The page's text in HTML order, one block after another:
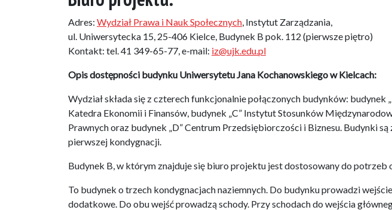
Adres: Wydział Prawa i Nauk Społecznych , Instytut Zarządzania,
ul. Uniwersytecka 15, 25-406 Kielce, Budynek B pok. 112 (pierwsze piętro)
Kontakt: tel. 41 349-65-77, e-mail: iz@ujk.edu.pl
Opis dostępności budynku Uniwersytetu Jana Kochanowskiego w Kielcach:
Wydział składa się z czterech funkcjonalnie połączonych budynków: budynek
Katedra Ekonomii i Finansów, budynek „C” Instytut Stosunków
Prawnych oraz budynek „D” Centrum Przedsiębiorczości i Biznesu. Budynki są
pierwszej kondygnacji.
Budynek B, w którym znajduje się biuro projektu jest dostosowany do potrzeb
To budynek o trzech kondygnacjach naziemnych. Do budynku prowadzi
dodatkowe. Do obu wejść prowadzą schody. Przy schodach do wejścia